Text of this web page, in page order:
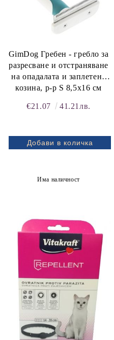
GimDog Гребен - гребло за
разресване и отстраняване
на опадалата и заплетена
козина, р-р S 8,5х16 см
€21.07 41.21лв.
Има наличност